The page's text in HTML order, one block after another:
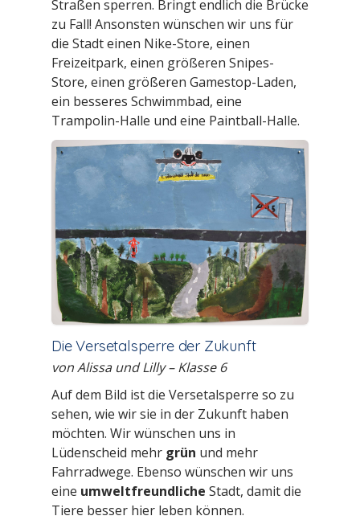
Straßen sperren. Bringt endlich die Brücke
zu Fall! Ansonsten wünschen wir uns für
die Stadt einen Nike-Store, einen
Freizeitpark, einen größeren Snipes-
Store, einen größeren Gamestop-Laden,
ein besseres Schwimmbad, eine
Trampolin-Halle und eine Paintball-Halle.
Die Versetalsperre der Zukunft
von Alissa und Lilly – Klasse 6
Auf dem Bild ist die Versetalsperre so zu
sehen, wie wir sie in der Zukunft haben
möchten. Wir wünschen uns in
Lüdenscheid mehr grün und mehr
Fahrradwege. Ebenso wünschen wir uns
eine umweltfreundliche Stadt, damit die
Tiere besser hier leben können.